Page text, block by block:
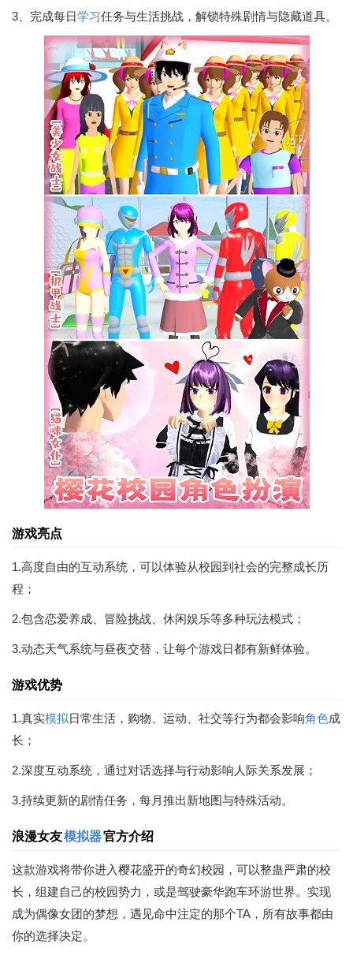
3、完成每日学习任务与生活挑战，解锁特殊剧情与隐藏道具。
游戏亮点
1.高度自由的互动系统，可以体验从校园到社会的完整成长历
程；
2.包含恋爱养成、冒险挑战、休闲娱乐等多种玩法模式；
3.动态天气系统与昼夜交替，让每个游戏日都有新鲜体验。
游戏优势
1.真实模拟日常生活，购物、运动、社交等行为都会影响角色成
长；
2.深度互动系统，通过对话选择与行动影响人际关系发展；
3.持续更新的剧情任务，每月推出新地图与特殊活动。
浪漫女友模拟器官方介绍
这款游戏将带你进入樱花盛开的奇幻校园，可以整蛊严肃的校
长，组建自己的校园势力，或是驾驶豪华跑车环游世界。实现
成为偶像女团的梦想，遇见命中注定的那个TA，所有故事都由
你的选择决定。